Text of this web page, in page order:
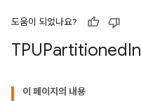
도움이 되었나요?
TPUPartitioned
이 페이지의 내용